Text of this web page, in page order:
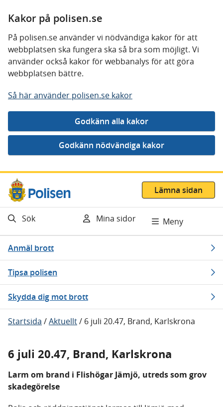
Kakor på polisen.se
På polisen.se använder vi nödvändiga kakor för att
webbplatsen ska fungera ska så bra som möjligt. Vi
använder också kakor för webbanalys för att göra
webbplatsen bättre.
Så här använder polisen.se kakor
Gå direkt till innehåll
Lämna sidan
Sök Mina sidor Meny
Anmäl brott
Tipsa polisen
Skydda dig mot brott
Startsida /Aktuellt/ 6 juli 20.47, Brand, Karlskrona
6 juli 20.47, Brand, Karlskrona
Larm om brand i Flishögar Jämjö, utreds som grov
skadegörelse